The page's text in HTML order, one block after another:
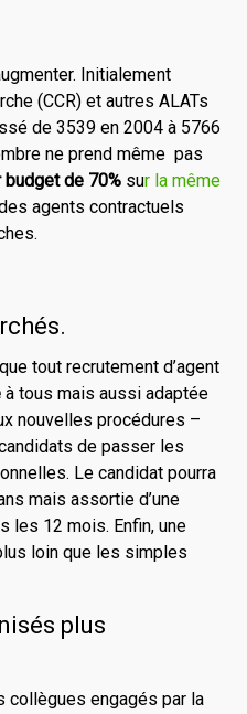
Initialement
(CCR) et autres ALATs
de 3539 en 2004 à 5766
ne prend même pas
de 70% sur la même
agents contractuels
tout recrutement d’agent
à tous mais aussi adaptée
nouvelles procédures –
de passer les
Le candidat pourra
mais assortie d’une
les 12 mois. Enfin, une
loin que les simples
plus
collègues engagés par la